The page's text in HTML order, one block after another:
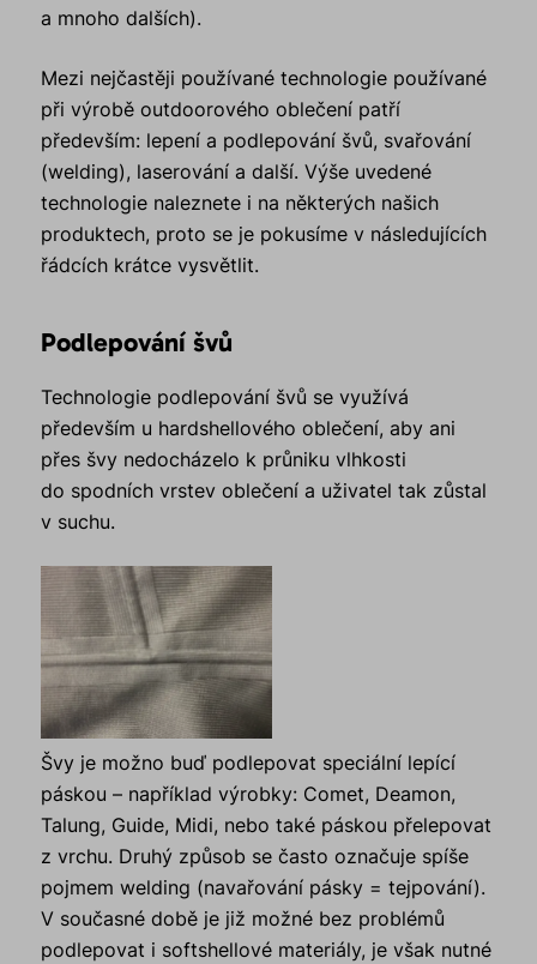
a mnoho dalších).
Mezi nejčastěji používané technologie používané
při výrobě outdoorového oblečení patří
především: lepení a podlepování švů, svařování
(welding), laserování a další. Výše uvedené
technologie naleznete i na některých našich
produktech, proto se je pokusíme v následujících
řádcích krátce vysvětlit.
Podlepování švů
Technologie podlepování švů se využívá
především u hardshellového oblečení, aby ani
přes švy nedocházelo k průniku vlhkosti
do spodních vrstev oblečení a uživatel tak zůstal
v suchu.
Švy je možno buď podlepovat speciální lepící
páskou – například výrobky: Comet, Deamon,
Talung, Guide, Midi, nebo také páskou přelepovat
z vrchu. Druhý způsob se často označuje spíše
pojmem welding (navařování pásky = tejpování).
V současné době je již možné bez problémů
podlepovat i softshellové materiály, je však nutné